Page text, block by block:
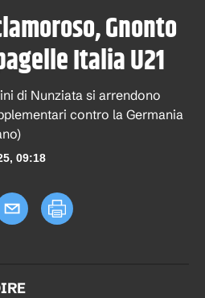
Gnonto
Italia U21
di Nunziata si arrendono
contro la Germania
09:18